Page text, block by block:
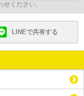
ください。
LINEで共有する